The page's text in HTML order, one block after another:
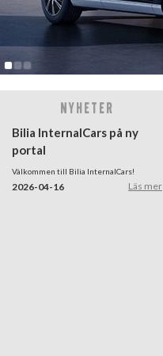
Nyheter
2026-04-16
Bilia InternalCars på ny
portal
Välkommen till Bilia InternalCars!
Läs mer